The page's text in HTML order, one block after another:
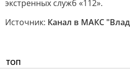
экстренных служб «112».
Источник: Канал в МАКС
ТОП